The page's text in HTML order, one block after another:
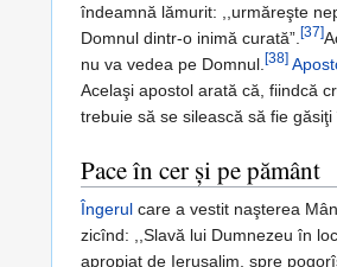
îndeamnă lămurit: ,,urmăreşte
Domnul dintr-o inimă curată”.[37]
nu va vedea pe Domnul.[38]
Acelaşi apostol arată că, fiindcă
trebuie să se silească să fie
Pace în cer şi pe pământ
Îngerul care a vestit naşterea
zicînd: ,,Slavă lui Dumnezeu în
apropiat de Ierusalim, spre